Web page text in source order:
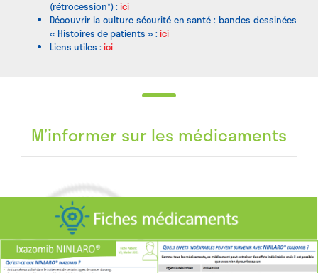
(rétrocession*) :ici
Découvrir la culture sécurité en santé : bandes dessinées
« Histoires de patients » :ici
Liens utiles :ici
M’informer sur les médicaments